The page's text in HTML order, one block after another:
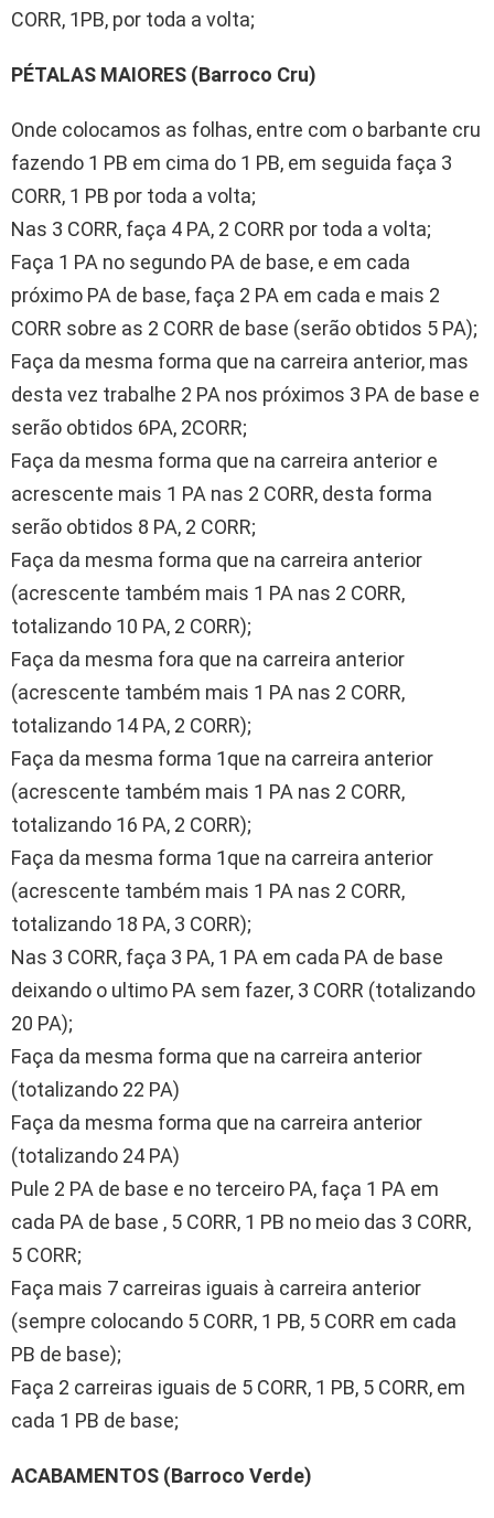
CORR, 1PB, por toda a volta;
PÉTALAS MAIORES (Barroco Cru)
Onde colocamos as folhas, entre com o barbante cru
fazendo 1 PB em cima do 1 PB, em seguida faça 3
CORR, 1 PB por toda a volta;
Nas 3 CORR, faça 4 PA, 2 CORR por toda a volta;
Faça 1 PA no segundo PA de base, e em cada
próximo PA de base, faça 2 PA em cada e mais 2
CORR sobre as 2 CORR de base (serão obtidos 5 PA);
Faça da mesma forma que na carreira anterior, mas
desta vez trabalhe 2 PA nos próximos 3 PA de base e
serão obtidos 6PA, 2CORR;
Faça da mesma forma que na carreira anterior e
acrescente mais 1 PA nas 2 CORR, desta forma
serão obtidos 8 PA, 2 CORR;
Faça da mesma forma que na carreira anterior
(acrescente também mais 1 PA nas 2 CORR,
totalizando 10 PA, 2 CORR);
Faça da mesma fora que na carreira anterior
(acrescente também mais 1 PA nas 2 CORR,
totalizando 14 PA, 2 CORR);
Faça da mesma forma 1que na carreira anterior
(acrescente também mais 1 PA nas 2 CORR,
totalizando 16 PA, 2 CORR);
Faça da mesma forma 1que na carreira anterior
(acrescente também mais 1 PA nas 2 CORR,
totalizando 18 PA, 3 CORR);
Nas 3 CORR, faça 3 PA, 1 PA em cada PA de base
deixando o ultimo PA sem fazer, 3 CORR (totalizando
20 PA);
Faça da mesma forma que na carreira anterior
(totalizando 22 PA)
Faça da mesma forma que na carreira anterior
(totalizando 24 PA)
Pule 2 PA de base e no terceiro PA, faça 1 PA em
cada PA de base , 5 CORR, 1 PB no meio das 3 CORR,
5 CORR;
Faça mais 7 carreiras iguais à carreira anterior
(sempre colocando 5 CORR, 1 PB, 5 CORR em cada
PB de base);
Faça 2 carreiras iguais de 5 CORR, 1 PB, 5 CORR, em
cada 1 PB de base;
ACABAMENTOS (Barroco Verde)